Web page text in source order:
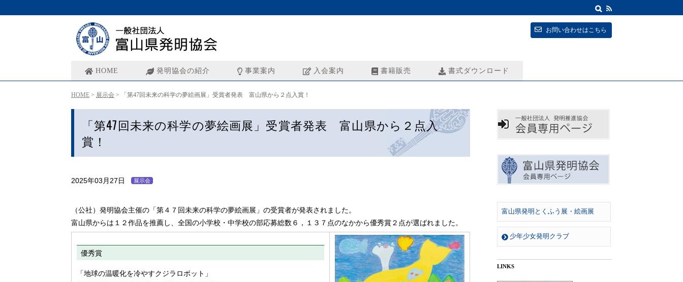
HOME 発明協会の紹介 事業案内 入会案内 書籍販売 書式ダウンロード
お問い合わせはこちら
HOME > 展示会 > 「第47回未来の科学の夢絵画展」受賞者発表 富山県から２点入賞！
「第47回未来の科学の夢絵画展」受賞者発表 富山県から２点入
賞！
2025年03月27日 展示会
（公社）発明協会主催の「第４７回未来の科学の夢絵画展」の受賞者が発表されました。
富山県からは１２作品を推薦し、全国の小学校・中学校の部応募総数６，１３７点のなかから優秀賞２点が選ばれました。
優秀賞
「地球の温暖化を冷やすクジラロボット」
富山県発明とくふう展・絵画展
少年少女発明クラブ
LINKS